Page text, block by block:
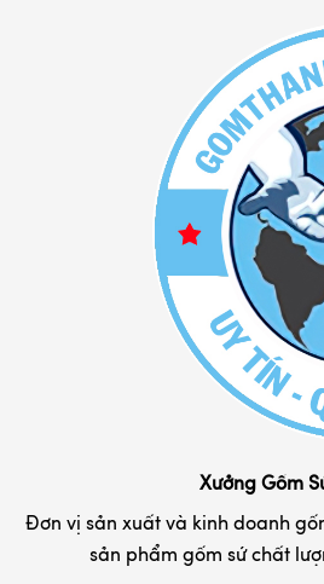
Xưởng Gốm
Đơn vị sản xuất và kinh doanh
sản phẩm gốm sứ chất
Bình lọ hoa sứ
Bình hút lộc gốm sứ đẹp
Bình rượu - nậm rượu sứ
Cốc sứ - ly tách cafe
Chum rượu - vò rượu
Đĩa sứ lưu niệm in logo
Khay đựng mứt kẹo
Tranh gốm sứ đẹp
Nồi niêu đất gốm Bát Tràng
Chính Sách Bảo Hành
Chính Sách Đổi Trả
Chính Sách Vận Chuyển
Phương Thức Thanh Toán